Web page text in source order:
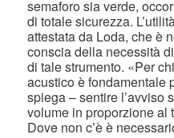
semaforo sia verde,
di totale sicurezza.
attestata da Loda, che è
conscia della necessità
di tale strumento. «Per
acustico è fondamentale
spiega – sentire l’avviso
volume in proporzione al
Dove non c’è è